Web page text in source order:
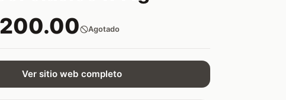
Agotado
Ver sitio web completo